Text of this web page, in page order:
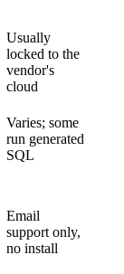
Usually
locked to the
vendor's
cloud
Varies; some
run generated
SQL
Email
support only,
no install